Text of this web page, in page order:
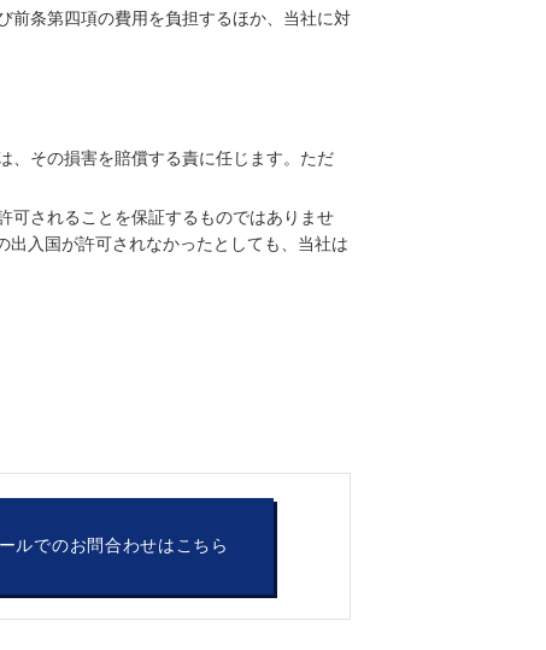
前条第四項の費用を負担するほか、当社に対
、その損害を賠償する責に任じます。ただ
可されることを保証するものではありませ
入国が許可されなかったとしても、当社は
ルでのお問合わせはこちら